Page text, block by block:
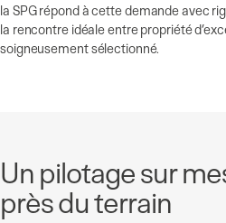
la SPG répond à cette demande avec
la rencontre idéale entre propriété
soigneusement sélectionné.
Un pilotage sur
près du terrain